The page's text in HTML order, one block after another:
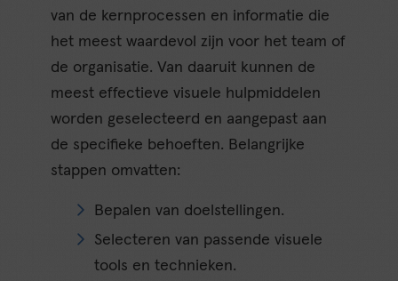
van de kernprocessen en informatie die
het meest waardevol zijn voor het team of
de organisatie. Van daaruit kunnen de
meest effectieve visuele hulpmiddelen
worden geselecteerd en aangepast aan
de specifieke behoeften. Belangrijke
stappen omvatten:
Bepalen van doelstellingen.
Selecteren van passende visuele
tools en technieken.